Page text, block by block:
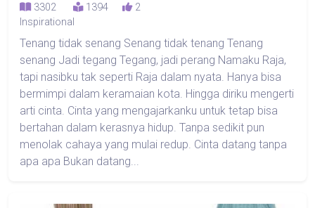
3302 1394
2
Inspirational
Tenang tidak senang Senang tidak tenang Tenang
senang Jadi tegang Tegang, jadi perang Namaku Raja,
tapi nasibku tak seperti Raja dalam nyata. Hanya bisa
bermimpi dalam keramaian kota. Hingga diriku mengerti
arti cinta. Cinta yang mengajarkanku untuk tetap bisa
bertahan dalam kerasnya hidup. Tanpa sedikit pun
menolak cahaya yang mulai redup. Cinta datang tanpa
apa apa Bukan datang...